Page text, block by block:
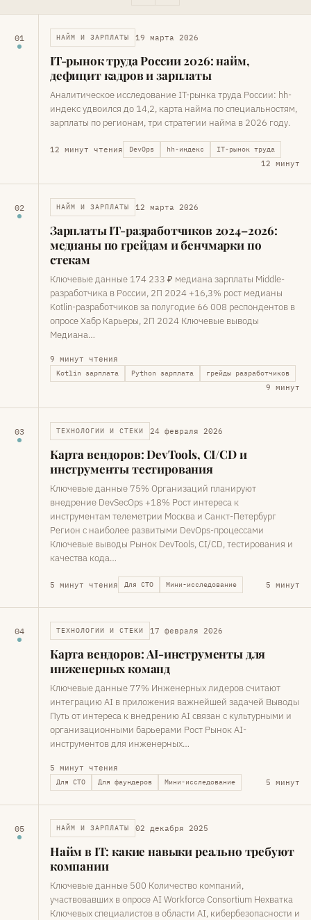
01 НАЙМ И ЗАРПЛАТЫ 19 марта 2026
IT-рынок труда России 2026: найм,
дефицит кадров и зарплаты
Аналитическое исследование IT-рынка труда России: hh-
индекс удвоился до 14,2, карта найма по специальностям,
зарплаты по регионам, три стратегии найма в 2026 году.
12 минут чтения DevOps hh-индекс IT-рынок труда
12 минут
02 НАЙМ И ЗАРПЛАТЫ 12 марта 2026
Зарплаты IT-разработчиков 2024–2026:
медианы по грейдам и бенчмарки по
стекам
Ключевые данные 174 233 ₽ медиана зарплаты Middle-
разработчика в России, 2П 2024 +16,3% рост медианы
Kotlin-разработчиков за полугодие 66 008 респондентов в
опросе Хабр Карьеры, 2П 2024 Ключевые выводы
Медиана…
9 минут чтения
Kotlin зарплата Python зарплата грейды разработчиков
9 минут
03 ТЕХНОЛОГИИ И СТЕКИ 24 февраля 2026
Карта вендоров: DevTools, CI/CD и
инструменты тестирования
Ключевые данные 75% Организаций планируют
внедрение DevSecOps +18% Рост интереса к
инструментам телеметрии Москва и Санкт-Петербург
Регион с наиболее развитыми DevOps-процессами
Ключевые выводы Рынок DevTools, CI/CD, тестирования и
качества кода…
5 минут чтения Для CTO Мини-исследование 5 минут
04 ТЕХНОЛОГИИ И СТЕКИ 17 февраля 2026
Карта вендоров: AI-инструменты для
инженерных команд
Ключевые данные 77% Инженерных лидеров считают
интеграцию AI в приложения важнейшей задачей Выводы
Путь от интереса к внедрению AI связан с культурными и
организационными барьерами Рост Рынок AI-
инструментов для инженерных…
5 минут чтения
Для CTO Для фаундеров Мини-исследование 5 минут
05 НАЙМ И ЗАРПЛАТЫ 02 декабря 2025
Найм в IT: какие навыки реально требуют
компании
Ключевые данные 500 Количество компаний,
участвовавших в опросе AI Workforce Consortium Нехватка
Ключевых специалистов в области AI, кибербезопасности и